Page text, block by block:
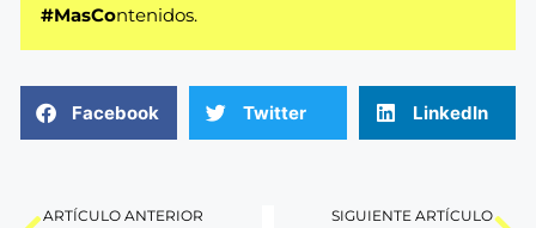
#MasContenidos.
Facebook Twitter LinkedIn
ARTÍCULO ANTERIOR SIGUIENTE ARTÍCULO